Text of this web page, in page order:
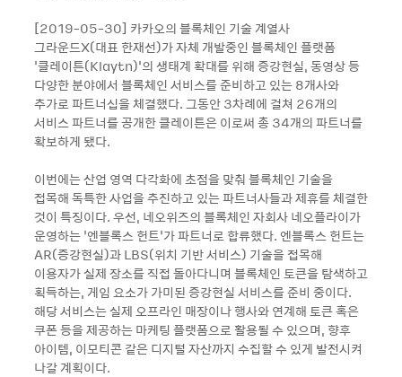
[2019-05-30] 카카오의 블록체인 기술 계열사
그라운드X(대표 한재선)가 자체 개발중인 블록체인 플랫폼
‘클레이튼(Klaytn)’의 생태계 확대를 위해 증강현실, 동영상 등
다양한 분야에서 블록체인 서비스를 준비하고 있는 8개사와
추가로 파트너십을 체결했다. 그동안 3차례에 걸쳐 26개의
서비스 파트너를 공개한 클레이튼은 이로써 총 34개의 파트너를
확보하게 됐다.
이번에는 산업 영역 다각화에 초점을 맞춰 블록체인 기술을
접목해 독특한 사업을 추진하고 있는 파트너사들과 제휴를 체결한
것이 특징이다. 우선, 네오위즈의 블록체인 자회사 네오플라이가
운영하는 ‘엔블록스 헌트’가 파트너로 합류했다. 엔블록스 헌트는
AR(증강현실)과 LBS(위치 기반 서비스) 기술을 접목해
이용자가 실제 장소를 직접 돌아다니며 블록체인 토큰을 탐색하고
획득하는, 게임 요소가 가미된 증강현실 서비스를 준비 중이다.
해당 서비스는 실제 오프라인 매장이나 행사와 연계해 토큰 혹은
쿠폰 등을 제공하는 마케팅 플랫폼으로 활용될 수 있으며, 향후
아이템, 이모티콘 같은 디지털 자산까지 수집할 수 있게 발전시켜
나갈 계획이다.